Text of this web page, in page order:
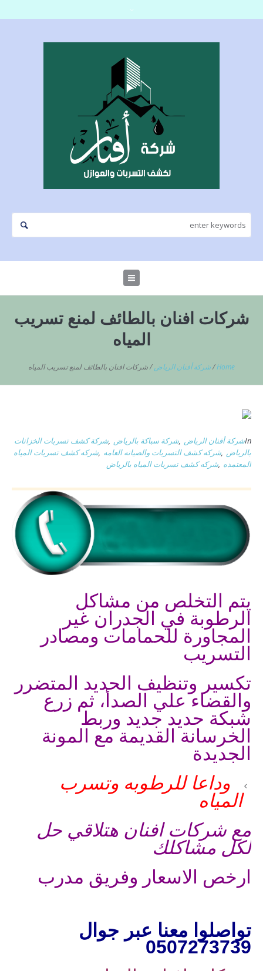
شركات افنان بالطائف لمنع تسريب
المياه
Home
/شركة أفنان الرياض /شركات افنان بالطائف لمنع تسريب المياه
Inشركة أفنان الرياض ,شركة سباكة بالرياض ,شركة كشف تسربات الخزانات
بالرياض ,شركه كشف التسربات والصيانه العامه ,شركه كشف تسربات المياه
المعتمده ,شركه كشف تسربات المياه بالرياض
يتم التخلص من مشاكل
الرطوبة في الجدران غير
المجاورة للحمامات ومصادر
التسريب
تكسير وتنظيف الحديد المتضرر
والقضاء علي الصدأ، ثم زرع
شبكة حديد جديد وربط
الخرسانة القديمة مع المونة
الجديدة
وداعا للرطوبه وتسرب
المياه
مع شركات افنان هتلاقي حل
لكل مشاكلك
ارخص الاسعار وفريق مدرب
تواصلوا معنا عبر جوال
0507273739